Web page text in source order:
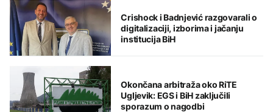
Crishock i Badnjević razgovarali o
digitalizaciji, izborima i jačanju
institucija BiH
Okončana arbitraža oko RiTE
Ugljevik: EGS i BiH zaključili
sporazum o nagodbi